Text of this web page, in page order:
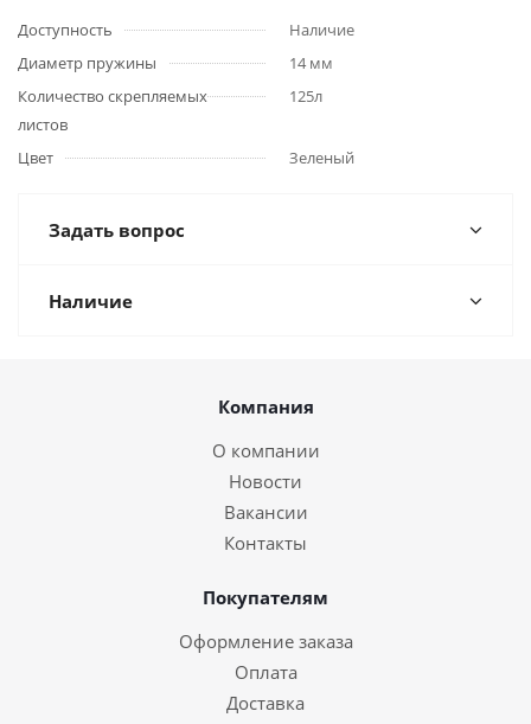
Доступность
Наличие
Диаметр пружины
14 мм
Количество скрепляемых
листов
125л
Цвет Зеленый
Задать вопрос
Наличие
Компания
О компании
Новости
Вакансии
Контакты
Покупателям
Оформление заказа
Оплата
Доставка